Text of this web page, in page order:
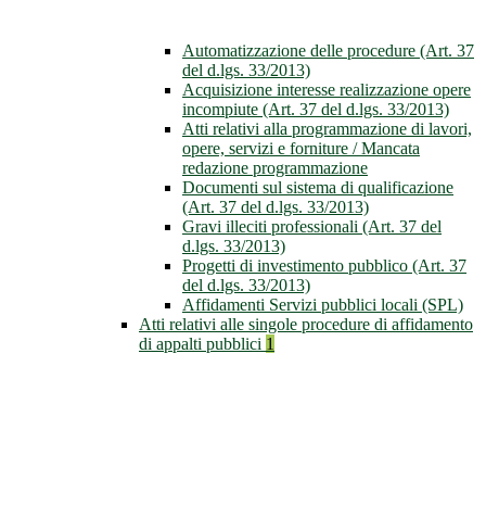
Automatizzazione delle procedure (Art. 37
del d.lgs. 33/2013)
Acquisizione interesse realizzazione opere
incompiute (Art. 37 del d.lgs. 33/2013)
Atti relativi alla programmazione di lavori,
opere, servizi e forniture / Mancata
redazione programmazione
Documenti sul sistema di qualificazione
(Art. 37 del d.lgs. 33/2013)
Gravi illeciti professionali (Art. 37 del
d.lgs. 33/2013)
Progetti di investimento pubblico (Art. 37
del d.lgs. 33/2013)
Affidamenti Servizi pubblici locali (SPL)
Atti relativi alle singole procedure di affidamento
di appalti pubblici 1